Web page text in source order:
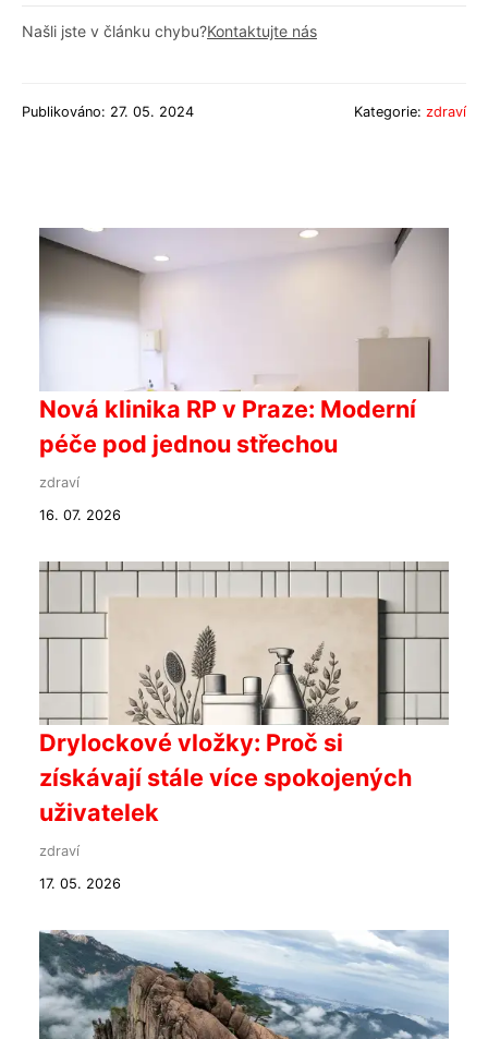
Našli jste v článku chybu?Kontaktujte nás
Publikováno: 27. 05. 2024 Kategorie: zdraví
Nová klinika RP v Praze: Moderní
péče pod jednou střechou
zdraví
16. 07. 2026
Drylockové vložky: Proč si
získávají stále více spokojených
uživatelek
zdraví
17. 05. 2026